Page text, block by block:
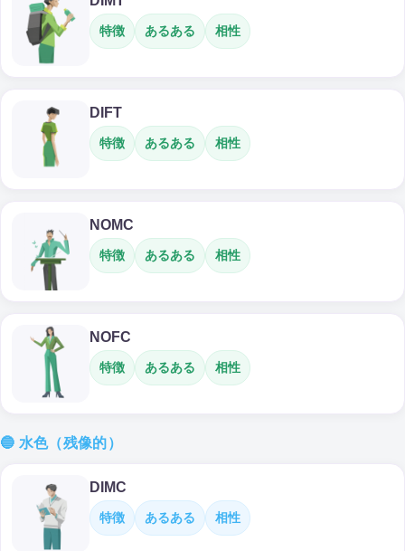
特徴 あるある 相性
DIFT
特徴 あるある 相性
NOMC
特徴 あるある 相性
NOFC
特徴 あるある 相性
🔵 水色（残像的）
DIMC
特徴 あるある 相性